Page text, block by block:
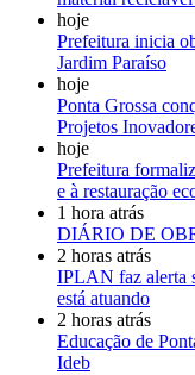
hoje
Prefeitura inicia
Jardim Paraíso
hoje
Ponta Grossa
Projetos
hoje
Prefeitura
e à restauração
1 hora atrás
DIÁRIO DE
2 horas atrás
IPLAN faz alerta
está atuando
2 horas atrás
Educação de
Ideb